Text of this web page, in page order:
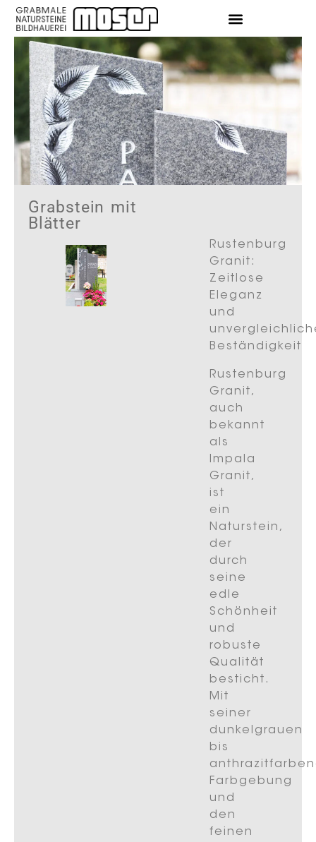
Grabstein mit
Blätter
Rustenburg
Granit:
Zeitlose
Eleganz
und
Beständigkeit
Rustenburg
Granit,
auch
bekannt
als
Impala
Granit,
ist
ein
Naturstein,
der
durch
seine
edle
Schönheit
und
robuste
Qualität
besticht.
Mit
seiner
dunkelgrauen
bis
Farbgebung
und
den
feinen